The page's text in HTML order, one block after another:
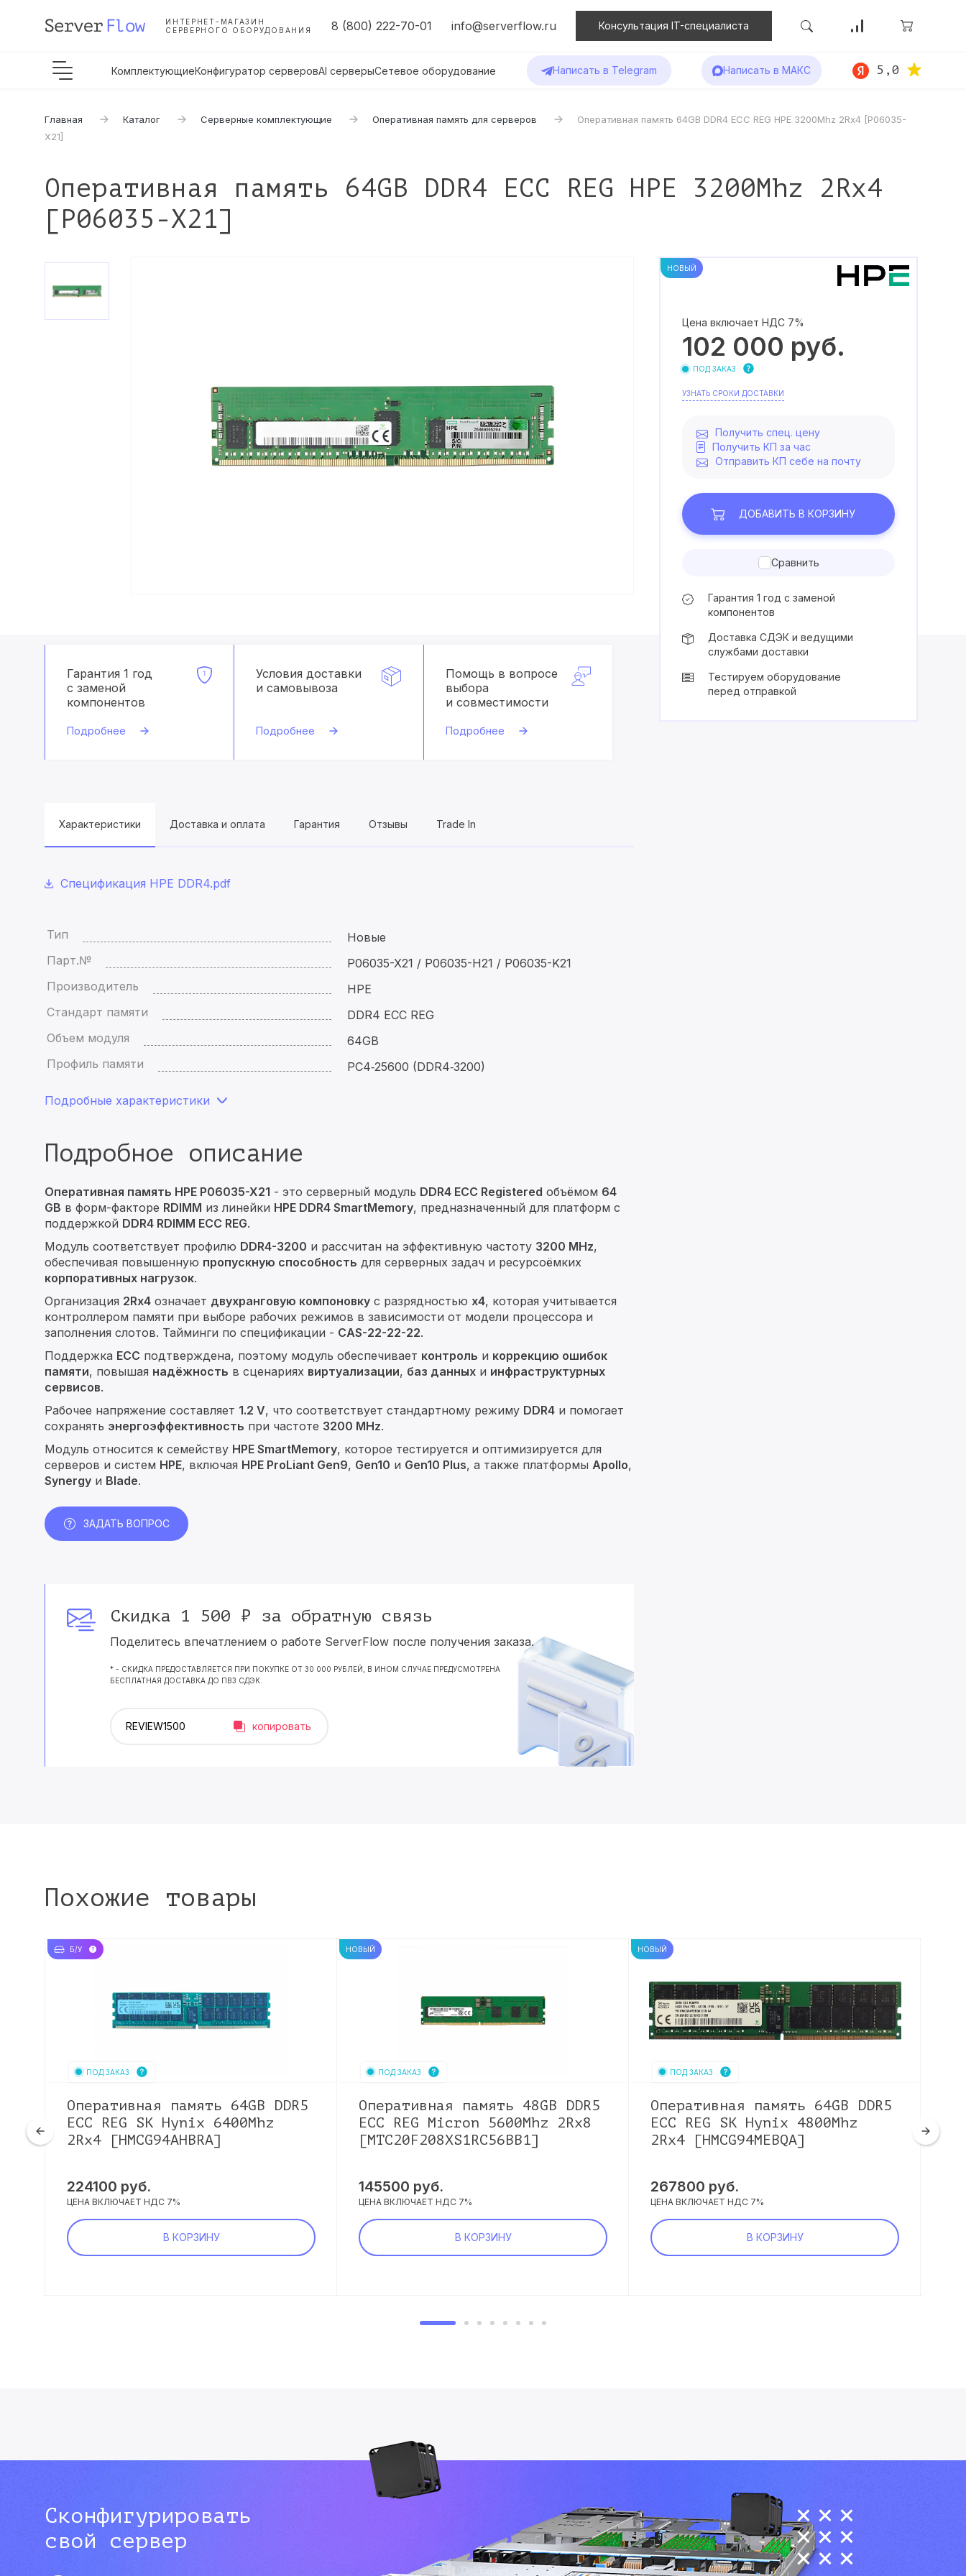
ИНТЕРНЕТ-МАГАЗИН
СЕРВЕРНОГО ОБОРУДОВАНИЯ
8 (800) 222-70-01 info@serverflow.ru Консультация IT-специалиста
КомплектующиеКонфигуратор серверовAI серверыСетевое оборудование Написать в Telegram Написать в МАКС 5,0
Главная Каталог Серверные комплектующие Оперативная память для серверов
Оперативная память 64GB DDR4 ECC REG HPE 3200Mhz 2Rx4 [P06035-
X21]
Оперативная память 64GB DDR4 ECC REG HPE 3200Mhz 2Rx4
[P06035-X21]
Гарантия 1 год
с заменой
компонентов
Подробнее
Условия доставки
и самовывоза
Подробнее
Помощь в вопросе
выбора
и совместимости
Подробнее
Характеристики Доставка и оплата Гарантия Отзывы Trade In
Спецификация HPE DDR4.pdf
Тип
Новые
Парт.№
P06035-X21 / P06035-H21 / P06035-K21
Производитель
HPE
Стандарт памяти
DDR4 ECC REG
Объем модуля
64GB
Профиль памяти
PC4‑25600 (DDR4‑3200)
Подробные характеристики
Подробное описание
Оперативная память HPE P06035-X21 - это серверный модуль DDR4 ECC Registered объёмом 64
GB в форм-факторе RDIMM из линейки HPE DDR4 SmartMemory, предназначенный для платформ с
поддержкой DDR4 RDIMM ECC REG.
Модуль соответствует профилю DDR4-3200 и рассчитан на эффективную частоту 3200 MHz,
обеспечивая повышенную пропускную способность для серверных задач и ресурсоёмких
корпоративных нагрузок.
Организация 2Rx4 означает двухранговую компоновку с разрядностью x4, которая учитывается
контроллером памяти при выборе рабочих режимов в зависимости от модели процессора и
заполнения слотов. Тайминги по спецификации - CAS-22-22-22.
Поддержка ECC подтверждена, поэтому модуль обеспечивает контроль и коррекцию ошибок
памяти, повышая надёжность в сценариях виртуализации, баз данных и инфраструктурных
сервисов.
Рабочее напряжение составляет 1.2 V, что соответствует стандартному режиму DDR4 и помогает
сохранять энергоэффективность при частоте 3200 MHz.
Модуль относится к семейству HPE SmartMemory, которое тестируется и оптимизируется для
серверов и систем HPE, включая HPE ProLiant Gen9, Gen10 и Gen10 Plus, а также платформы Apollo,
Synergy и Blade.
ЗАДАТЬ ВОПРОС
Скидка 1 500 ₽ за обратную связь
Поделитесь впечатлением о работе ServerFlow после получения заказа.
* - СКИДКА ПРЕДОСТАВЛЯЕТСЯ ПРИ ПОКУПКЕ ОТ 30 000 РУБЛЕЙ, В ИНОМ СЛУЧАЕ ПРЕДУСМОТРЕНА
БЕСПЛАТНАЯ ДОСТАВКА ДО ПВЗ СДЭК.
копировать
НОВЫЙ
Цена включает НДС 7%
102 000 руб.
ПОД ЗАКАЗ
УЗНАТЬ СРОКИ ДОСТАВКИ
Получить спец. цену
Получить КП за час
Отправить КП себе на почту
ДОБАВИТЬ В КОРЗИНУ
Сравнить
Гарантия 1 год с заменой
компонентов
Доставка СДЭК и ведущими
службами доставки
Тестируем оборудование
перед отправкой
Похожие товары
Б/У
ПОД ЗАКАЗ
Оперативная память 64GB DDR5
ECC REG SK Hynix 6400Mhz
2Rx4 [HMCG94AHBRA]
224100 руб.
ЦЕНА ВКЛЮЧАЕТ НДС 7%
В КОРЗИНУ
НОВЫЙ
ПОД ЗАКАЗ
Оперативная память 48GB DDR5
ECC REG Micron 5600Mhz 2Rx8
[MTC20F208XS1RC56BB1]
145500 руб.
ЦЕНА ВКЛЮЧАЕТ НДС 7%
В КОРЗИНУ
НОВЫЙ
ПОД ЗАКАЗ
Оперативная память 64GB DDR5
ECC REG SK Hynix 4800Mhz
2Rx4 [HMCG94MEBQA]
267800 руб.
ЦЕНА ВКЛЮЧАЕТ НДС 7%
В КОРЗИНУ
Сконфигурировать
свой сервер